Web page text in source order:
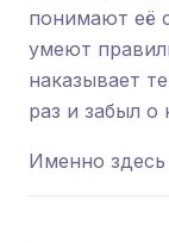
понимают её
умеют
наказывает
раз и забыл о
Именно здесь